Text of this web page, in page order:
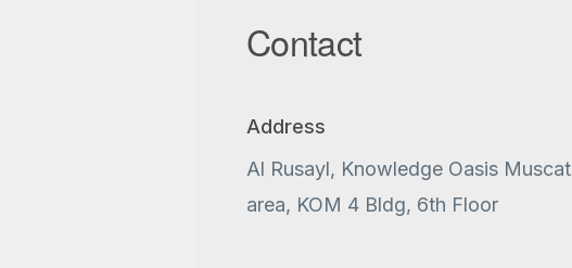
Contact
Address
Al Rusayl, Knowledge Oasis Muscat
area, KOM 4 Bldg, 6th Floor